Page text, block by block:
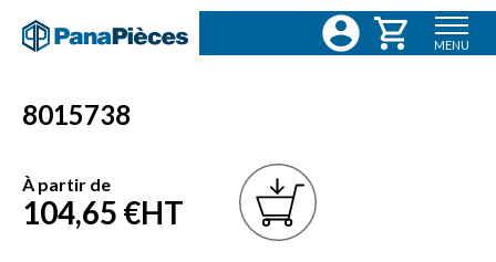
MENU
8015738
À partir de
104,65 €HT